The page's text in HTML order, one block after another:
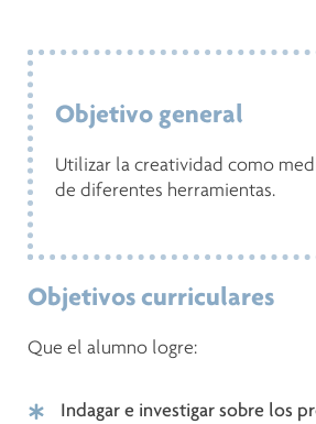
Objetivo general
Utilizar la creatividad como
de diferentes herramientas.
Objetivos curriculares
Que el alumno logre:
Indagar e investigar sobre los